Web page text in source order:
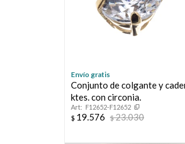
Envío gratis
Conjunto de colgante y
ktes. con circonia.
F12652-F12652
$ 19.576 $23.030